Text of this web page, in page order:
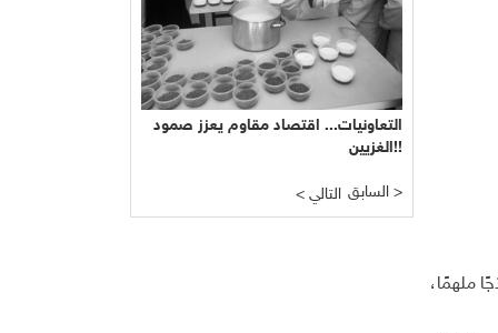
ملهمًا،
التعاونيات... اقتصاد مقاوم يعزز صمود
الغزيين!!
< التالي السابق >